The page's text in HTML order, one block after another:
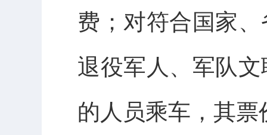
费；对符合国家
退役军人、军队
的人员乘车，其